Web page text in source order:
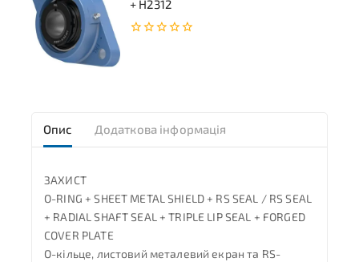
+ H2312
Опис Додаткова інформація
ЗАХИСТ
O-RING + SHEET METAL SHIELD + RS SEAL / RS SEAL
+ RADIAL SHAFT SEAL + TRIPLE LIP SEAL + FORGED
COVER PLATE
O-кільце, листовий металевий екран та RS-